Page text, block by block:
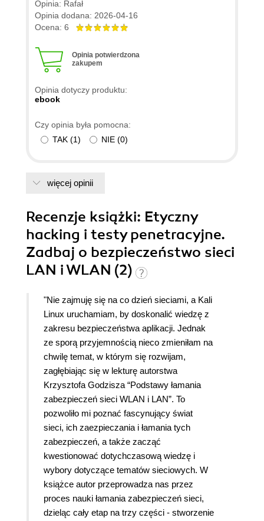
Opinia: Rafał
Opinia dodana: 2026-04-16
Ocena: 6
Opinia potwierdzona
zakupem
Opinia dotyczy produktu:
ebook
Czy opinia była pomocna:
TAK (1) NIE (0)
więcej opinii
Recenzje książki: Etyczny
hacking i testy penetracyjne.
Zadbaj o bezpieczeństwo sieci
LAN i WLAN (2)
"Nie zajmuję się na co dzień sieciami, a Kali
Linux uruchamiam, by doskonalić wiedzę z
zakresu bezpieczeństwa aplikacji. Jednak
ze sporą przyjemnością nieco zmieniłam na
chwilę temat, w którym się rozwijam,
zagłębiając się w lekturę autorstwa
Krzysztofa Godzisza “Podstawy łamania
zabezpieczeń sieci WLAN i LAN”. To
pozwoliło mi poznać fascynujący świat
sieci, ich zaezpieczania i łamania tych
zabezpieczeń, a także zacząć
kwestionować dotychczasową wiedzę i
wybory dotyczące tematów sieciowych. W
książce autor przeprowadza nas przez
proces nauki łamania zabezpieczeń sieci,
dzieląc cały etap na trzy części - stworzenie